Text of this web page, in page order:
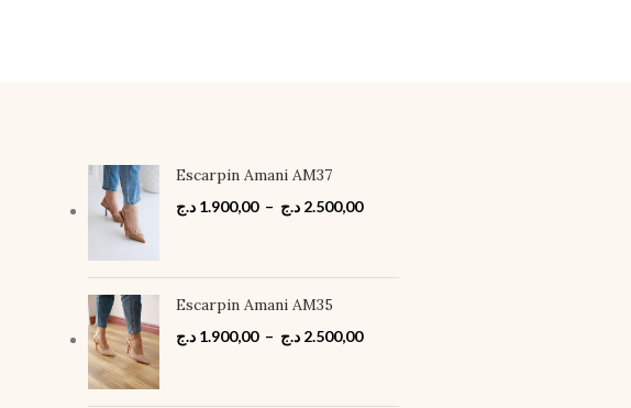
Escarpin Amani AM37
1.900,00 د.ج – 2.500,00 د.ج
Escarpin Amani AM35
1.900,00 د.ج – 2.500,00 د.ج